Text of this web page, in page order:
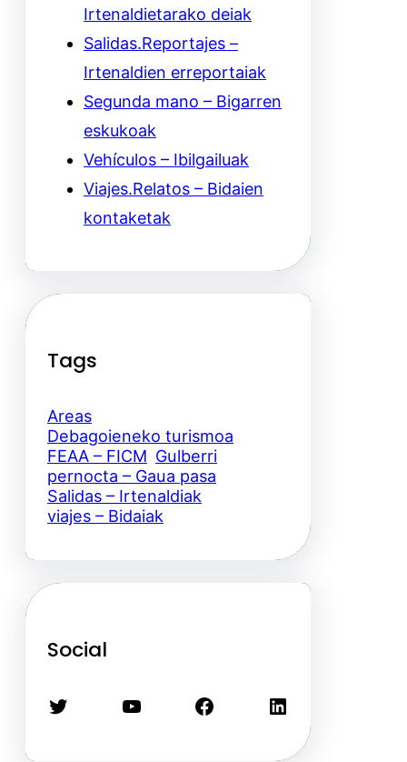
Irtenaldietarako deiak
Salidas.Reportajes –
Irtenaldien erreportaiak
Segunda mano – Bigarren
eskukoak
Vehículos – Ibilgailuak
Viajes.Relatos – Bidaien
kontaketak
Tags
Areas
Debagoieneko turismoa
FEAA – FICM Gulberri
pernocta – Gaua pasa
Salidas – Irtenaldiak
viajes – Bidaiak
Social
Twitter YouTube Facebook LinkedIn